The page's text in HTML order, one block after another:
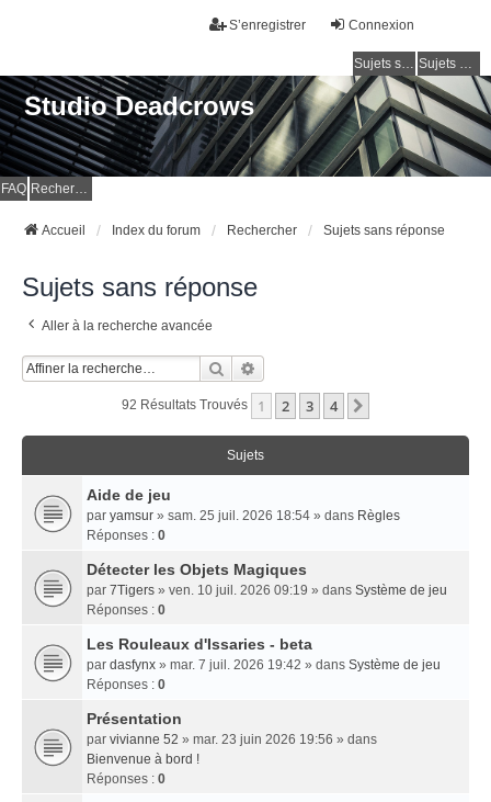
Connexion
S’enregistrer
Sujets sans réponse Sujets actifs
Studio Deadcrows
FAQ Rechercher
Accueil Index du forum Rechercher Sujets sans réponse
Sujets sans réponse
Aller à la recherche avancée
Rechercher
92 Résultats Trouvés 1 2 3 4
Sujets
Aide de jeu
par yamsur » sam. 25 juil. 2026 18:54 » dans Règles
Réponses : 0
Détecter les Objets Magiques
par 7Tigers » ven. 10 juil. 2026 09:19 » dans Système de jeu
Réponses : 0
Les Rouleaux d'Issaries - beta
par dasfynx » mar. 7 juil. 2026 19:42 » dans Système de jeu
Réponses : 0
Présentation
par vivianne 52 » mar. 23 juin 2026 19:56 » dans
Bienvenue à bord !
Réponses : 0